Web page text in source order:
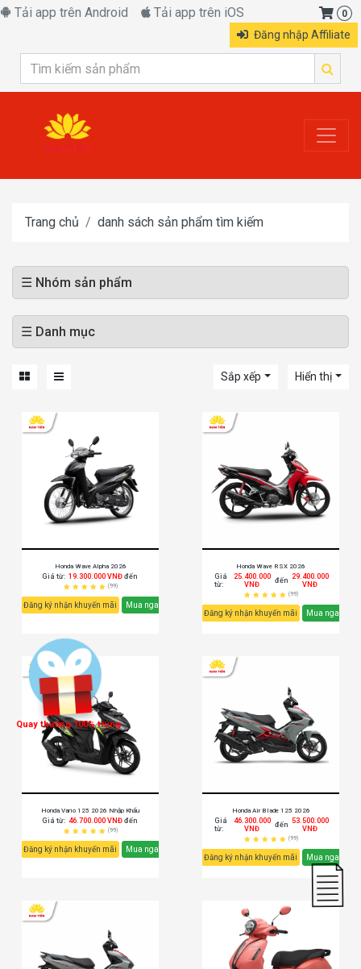
Tải app trên Android Tải app trên iOS
Đăng nhập Affiliate
0
Trang chủ danh sách sản phẩm tìm kiếm
☰ Nhóm sản phẩm
☰ Danh mục
Sắp xếp Hiển thị
Honda Wave Alpha 2026
Giá từ: 19.300.000 VNĐ đến
(99)
Đăng ký nhận khuyến mãi Mua ngay
Honda Wave RSX 2026
Giá
từ:
25.400.000
VNĐ
đến 29.400.000
VNĐ
(99)
Đăng ký nhận khuyến mãi Mua ngay
Honda Vario 125 2026 Nhập Khẩu
Giá từ: 46.700.000 VNĐ đến
(99)
Đăng ký nhận khuyến mãi Mua ngay
Honda Air Blade 125 2026
Giá
từ:
46.300.000
VNĐ
đến 53.500.000
VNĐ
(99)
Đăng ký nhận khuyến mãi Mua ngay
Quay thưởng 100% trúng